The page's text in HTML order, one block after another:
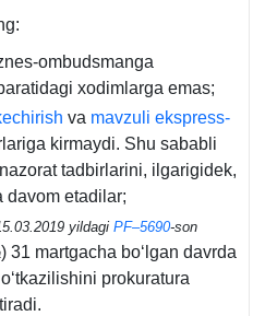
ombudsmanga
хodimlarga emas;
va mavzuli ekspress-
kirmaydi. Shu sababli
tadbirlarini, ilgarigidek,
davom etadilar;
yildagi PF–5690-son
) 31 martgacha boʻlgan davrda
prokuratura